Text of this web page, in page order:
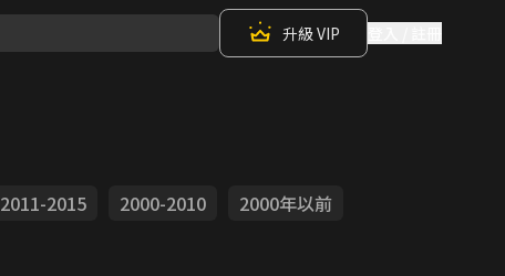
升級 VIP
2011-2015 2000-2010
2000年以前